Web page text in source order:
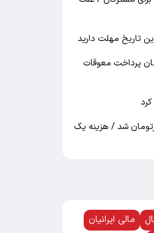
تاریخ مهلت دارید
پرداخت معوقات
در تهران لیتری 130 هزارتومان شد / هزینه یک
مالی ایرانیان